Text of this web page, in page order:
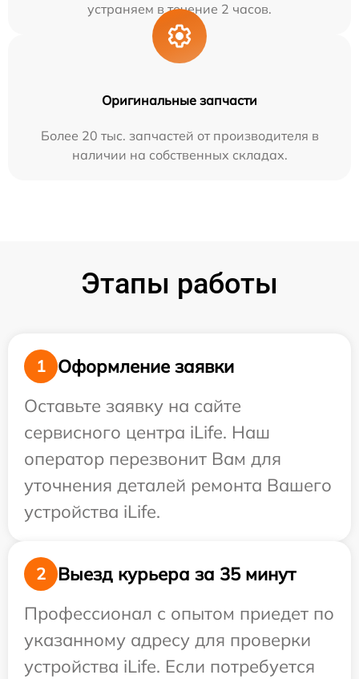
устраняем в течение 2 часов.
Оригинальные запчасти
Более 20 тыс. запчастей от производителя в
наличии на собственных складах.
Этапы работы
1
Оформление заявки
Оставьте заявку на сайте
сервисного центра iLife. Наш
оператор перезвонит Вам для
уточнения деталей ремонта Вашего
устройства iLife.
2
Выезд курьера за 35 минут
Профессионал с опытом приедет по
указанному адресу для проверки
устройства iLife. Если потребуется